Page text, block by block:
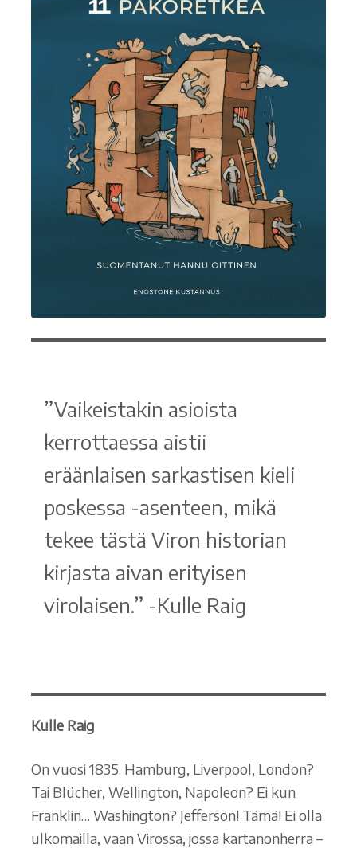
”Vaikeistakin asioista
kerrottaessa aistii
eräänlaisen sarkastisen kieli
poskessa -asenteen, mikä
tekee tästä Viron historian
kirjasta aivan erityisen
virolaisen.” -Kulle Raig
Kulle Raig
On vuosi 1835. Hamburg, Liverpool, London?
Tai Blücher, Wellington, Napoleon? Ei kun
Franklin… Washington? Jefferson! Tämä! Ei olla
ulkomailla, vaan Virossa, jossa kartanonherra –